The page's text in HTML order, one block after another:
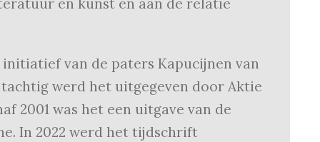
en kunst en aan de relatie
van de paters Kapucijnen van
werd het uitgegeven door Aktie
2001 was het een uitgave van de
In 2022 werd het tijdschrift